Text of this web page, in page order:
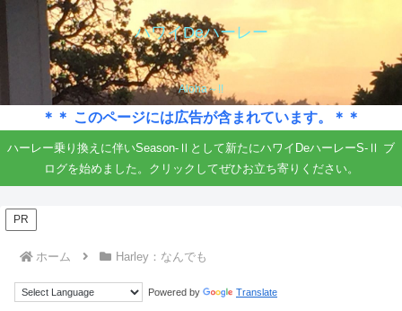
ハワイDeハーレー
Aloha～!!
＊＊ このページには広告が含まれています。＊＊
ハーレー乗り換えに伴いSeason-Ⅱとして新たにハワイDeハーレーS-Ⅱ ブ
ログを始めました。クリックしてぜひお立ち寄りください。
PR
ホーム Harley：なんでも
Powered by Translate